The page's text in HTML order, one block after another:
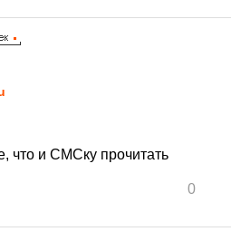
что и СМСку прочитать
0